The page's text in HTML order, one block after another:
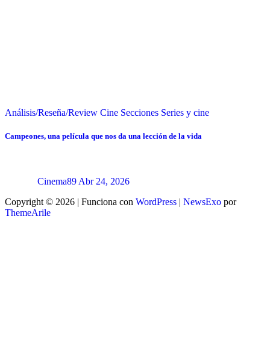
Análisis/Reseña/Review Cine Secciones Series y cine
Campeones, una película que nos da una lección de la vida
Cinema89 Abr 24, 2026
Copyright © 2026 | Funciona con WordPress | NewsExo por
ThemeArile